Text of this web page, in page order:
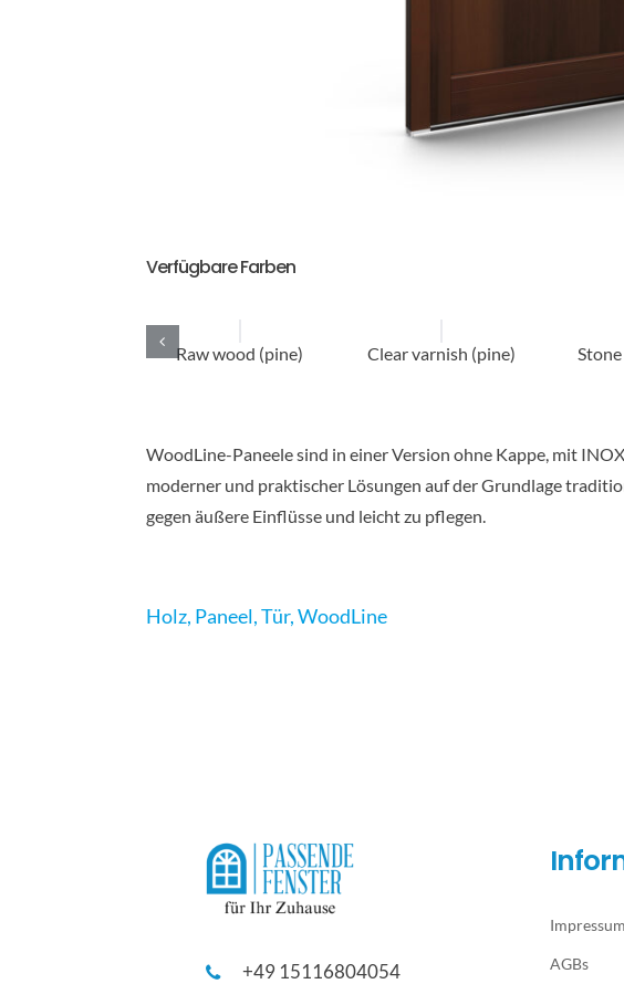
Verfügbare Farben
Raw wood (pine) Clear varnish (pine)
WoodLine-Paneele sind in einer Version ohne Kappe, mit
moderner und praktischer Lösungen auf der Grundlage
gegen äußere Einflüsse und leicht zu pflegen.
Holz, Paneel,Tür,WoodLine
+49 15116804054
Impressum
AGBs